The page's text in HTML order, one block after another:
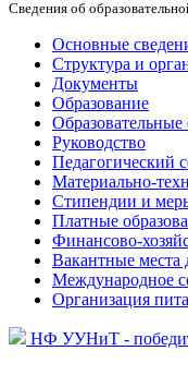
Сведения об
Основные
Структура и
Документы
Образование
Образовательные
Руководство
Педагогический
Материально-
Стипендии и
Платные
Финансово-
Вакантные места
Международное
Организация
НФ УУНиТ -